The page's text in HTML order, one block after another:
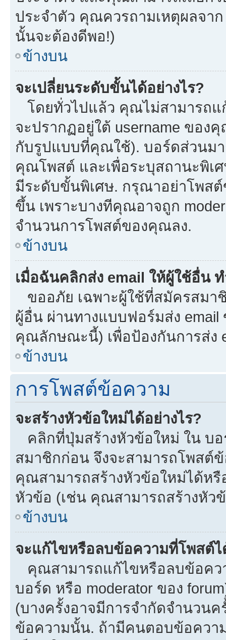
ประจำตัว คุณควรถามเหตุผลจาก
นั้นจะต้องดีพอ!)
ข้างบน
จะเปลี่ยนระดับขั้นได้อย่างไร?
โดยทั่วไปแล้ว คุณไม่สามารถ
จะปรากฏอยู่ใต้ username ขอ
กับรูปแบบที่คุณใช้). บอร์ดส่วนม
คุณโพสต์ และเพื่อระบุสถานะพิเศ
มีระดับขั้นพิเศษ. กรุณาอย่าโพส
ขึ้น เพราะบางทีคุณอาจถูก
จำนวนการโพสต์ของคุณลง.
ข้างบน
เมื่อฉันคลิกส่ง email ให้ผู้ใช้อื่น
ขออภัย เฉพาะผู้ใช้ที่สมัครสมา
ผู้อื่น ผ่านทางแบบฟอร์มส่ง
คุณลักษณะนี้) เพื่อป้องกันการส่ง
ข้างบน
การโพสต์ข้อความ
จะสร้างหัวข้อใหม่ได้อย่างไร?
คลิกที่ปุ่มสร้างหัวข้อใหม่ ใน บ
สมาชิกก่อน จึงจะสามารถโพสต์
คุณสามารถสร้างหัวข้อใหม่ได้ห
หัวข้อ (เช่น คุณสามารถสร้างหั
ข้างบน
จะแก้ไขหรือลบข้อความที่โพสต์ไ
คุณสามารถแก้ไขหรือลบข้อคว
บอร์ด หรือ moderator ของ
(บางครั้งอาจมีการจำกัดจำนวน
ข้อความนั้น. ถ้ามีคนตอบข้อคว